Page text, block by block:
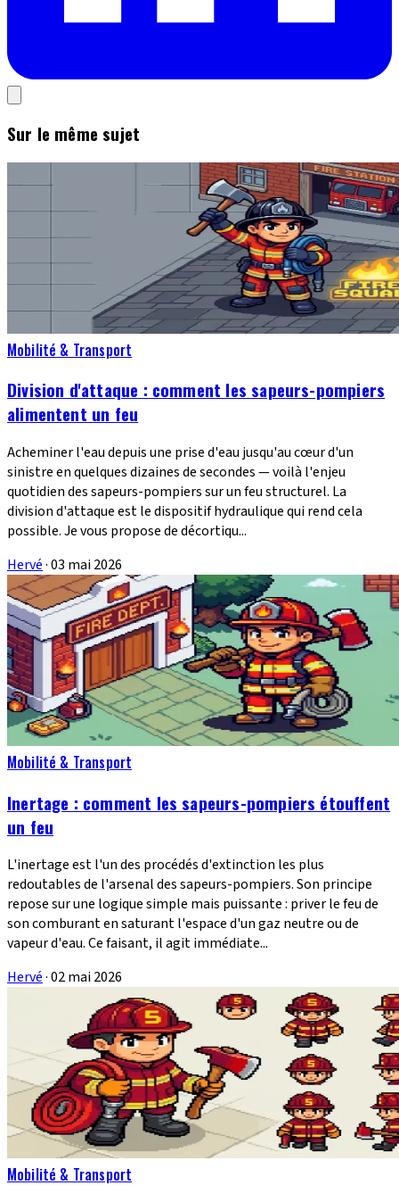
Sur le même sujet
Mobilité & Transport
Division d'attaque : comment les sapeurs-pompiers
alimentent un feu
Acheminer l'eau depuis une prise d'eau jusqu'au cœur d'un
sinistre en quelques dizaines de secondes — voilà l'enjeu
quotidien des sapeurs-pompiers sur un feu structurel. La
division d'attaque est le dispositif hydraulique qui rend cela
possible. Je vous propose de décortiqu...
Hervé·03 mai 2026
Mobilité & Transport
Inertage : comment les sapeurs-pompiers étouffent
un feu
L'inertage est l'un des procédés d'extinction les plus
redoutables de l'arsenal des sapeurs-pompiers. Son principe
repose sur une logique simple mais puissante : priver le feu de
son comburant en saturant l'espace d'un gaz neutre ou de
vapeur d'eau. Ce faisant, il agit immédiate...
Hervé·02 mai 2026
Mobilité & Transport